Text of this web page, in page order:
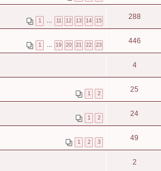
1 11 12 13 14 15 288
1 19 20 21 22 23 446
4
1 2 25
1 2 24
1 2 3 49
2